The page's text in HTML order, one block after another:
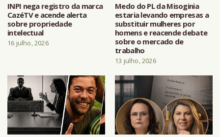
INPI nega registro da marca
CazéTV e acende alerta
sobre propriedade
intelectual
16 julho, 2026
Medo do PL da Misoginia
estaria levando empresas a
substituir mulheres por
homens e reacende debate
sobre o mercado de
trabalho
13 julho, 2026